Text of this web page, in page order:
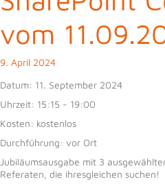
vom
9. April 2024
Datum: 11. September 2024
Uhrzeit: 15:15 - 19:00
Kosten: kostenlos
Durchführung: vor Ort
Jubiläumsausgabe mit 3
Referaten, die ihresgleichen suchen!